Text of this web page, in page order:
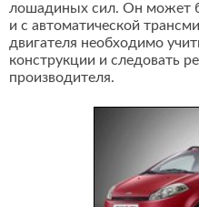
лошадиных сил. Он может
и с автоматической
двигателя необходимо
конструкции и следовать
производителя.